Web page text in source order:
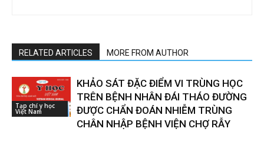
RELATED ARTICLES MORE FROM AUTHOR
Tạp chí y học
Việt Nam
KHẢO SÁT ĐẶC ĐIỂM VI TRÙNG HỌC
TRÊN BỆNH NHÂN ĐÁI THÁO ĐƯỜNG
ĐƯỢC CHẨN ĐOÁN NHIỄM TRÙNG
CHÂN NHẬP BỆNH VIỆN CHỢ RẪY